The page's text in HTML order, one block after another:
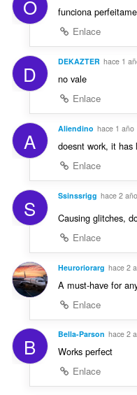
O
funciona
Enlace
D DEKAZTER hace 1
no vale
Enlace
A Aliendino hace 1 año
doesnt work, it has
Enlace
S Ssinssrigg hace 2
Causing glitches,
Enlace
Heuroriorarg hace 2
A must-have for
Enlace
B Bella-Parson hace 2
Works perfect
Enlace